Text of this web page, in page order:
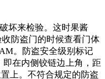
坏来检验。这时果酱
防盗门的时候查看门体
。防盗安全级别标记
在内侧铰链边上角，距
上。不符合规定的防盗